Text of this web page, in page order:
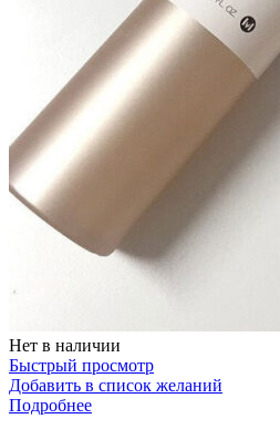
Нет в наличии
Быстрый просмотр
Добавить в список желаний
Подробнее